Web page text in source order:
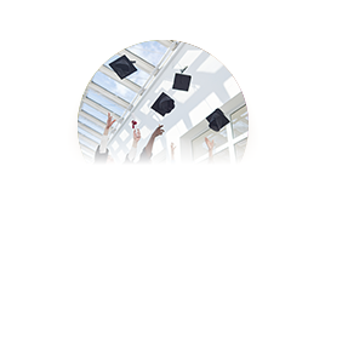
撮影に至る経緯や思いなど、些細な
撮影許可が必要な場所があります。
どのようなことでも、お気軽にお問